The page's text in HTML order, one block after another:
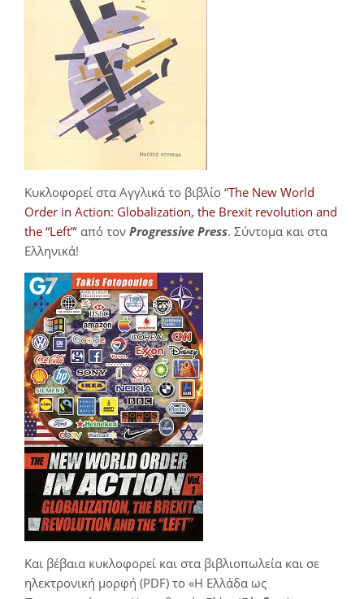
Κυκλοφορεί στα Αγγλικά το βιβλίο “The New World
Order in Action: Globalization, the Brexit revolution and
the “Left”‘ από τον Progressive Press. Σύντομα και στα
Ελληνικά!
Και βέβαια κυκλοφορεί και στα βιβλιοπωλεία και σε
ηλεκτρονική μορφή (PDF) το «Η Ελλάδα ως